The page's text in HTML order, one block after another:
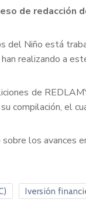
de redacción
Niño está
realizando a
de
compilación, el
los avances
Iversión